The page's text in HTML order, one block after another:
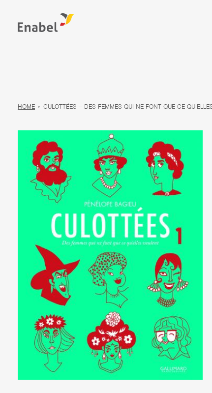
HOME CULOTTÉES – DES FEMMES QUI NE FONT QUE CE